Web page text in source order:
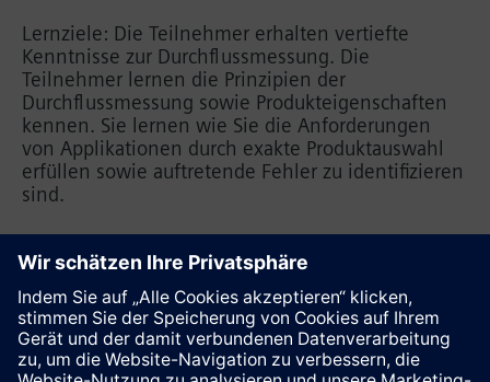
Lernziele: Die Teilnehmer erhalten vertiefte
Kenntnisse zur Durchflussmessung. Die
Teilnehmer lernen die Prinzipien der
Durchflussmessung sowie Produkteigenschaften
kennen. Sie lernen wie Sie die Anforderungen
von Applikationen durch exakte Produktauswahl
erfüllen sowie auftretende Fehler zu identifizieren
sind.